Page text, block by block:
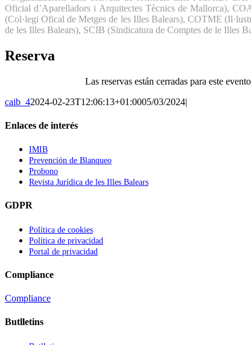
Oficial d’Aparelladors i Arquitectes Tècnics de Mallorca),
(Col·legi Ofical de Metges de les Illes Balears), COTME
de les Illes Balears), SCIB (Sindicatura de Comptes de le Illes
Reserva
Las reservas están cerradas para este
caib_42024-02-23T12:06:13+01:0005/03/2024|
Enlaces de interés
IMIB
Prevención de Blanqueo
Probono
Revista Jurídica de les Illes Balears
GDPR
Política de cookies
Política de privacidad
Portal de privacidad
Compliance
Compliance
Butlletins